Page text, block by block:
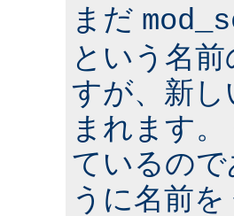
まだ
という名
すが、新
まれます
ているの
うに名前